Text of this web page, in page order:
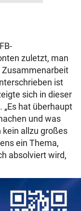
zuletzt, man
Zusammenarbeit
ist
sich in dieser
hat überhaupt
und was
allzu großes
ein Thema,
absolviert wird,